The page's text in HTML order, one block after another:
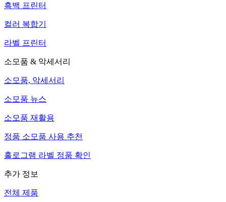
흑백 프린터
컬러 복합기
라벨 프린터
소모품 & 악세서리
소모품, 악세서리
소모품 뉴스
소모품 재활용
정품 소모품 사용 추천
홀로그램 라벨 정품 확인
추가 정보
전체 제품